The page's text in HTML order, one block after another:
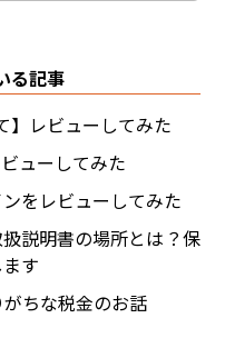
る記事
】レビューしてみた
ューしてみた
をレビューしてみた
説明書の場所とは？保
す
ちな税金のお話